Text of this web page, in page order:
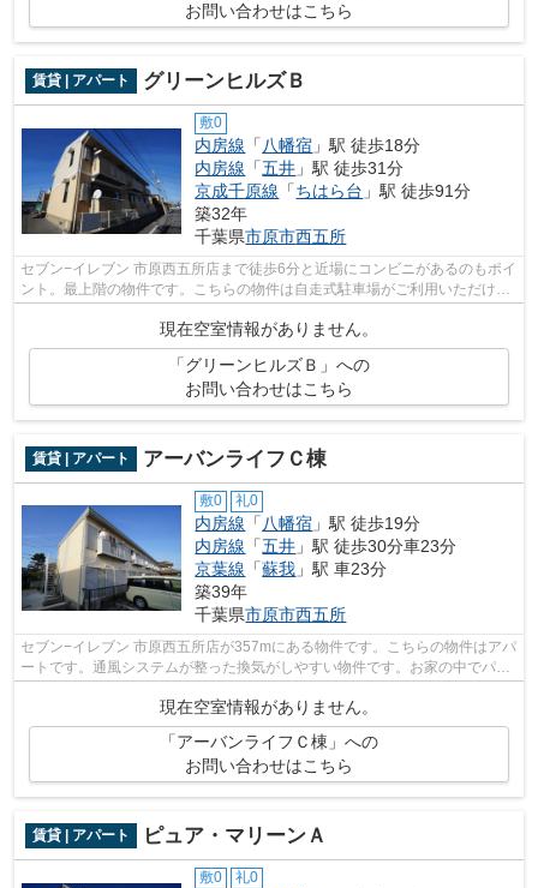
お問い合わせはこちら
賃貸 | アパート グリーンヒルズＢ
敷0
内房線 「 八幡宿 」駅 徒歩18分
内房線 「五井 」駅 徒歩31分
京成千原線 「ちはら台 」駅 徒歩91分
築32年
千葉県市原市西五所
セブン−イレブン 市原西五所店まで徒歩6分と近場にコンビニがあるのもポイ
ント。最上階の物件です。こちらの物件は自走式駐車場がご利用いただけま
現在空室情報がありません。
「グリーンヒルズＢ」への
お問い合わせはこちら
賃貸 | アパート アーバンライフＣ棟
敷0 礼0
内房線 「 八幡宿 」駅 徒歩19分
内房線 「五井 」駅 徒歩30分車23分
京葉線 「蘇我 」駅 車23分
築39年
千葉県市原市西五所
セブン−イレブン 市原西五所店が357mにある物件です。こちらの物件はアパ
ートです。通風システムが整った換気がしやすい物件です。お家の中でパソ
コンを快適に使える光回線を導入して...
現在空室情報がありません。
「アーバンライフＣ棟」への
お問い合わせはこちら
賃貸 | アパート ピュア・マリーンＡ
敷0 礼0